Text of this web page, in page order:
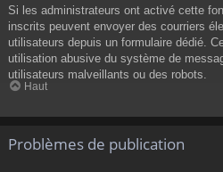
Si les administrateurs ont activé cette
inscrits peuvent envoyer des courriers
utilisateurs depuis un formulaire dédié.
utilisation abusive du système de
utilisateurs malveillants ou des robots.
Haut
Problèmes de publication